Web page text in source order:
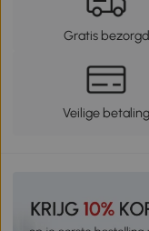
Gratis bezorgd
Veilige betaling